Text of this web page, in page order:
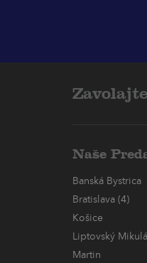
Naše
Banská Bystrica
Bratislava (4)
Košice
Liptovský
Martin